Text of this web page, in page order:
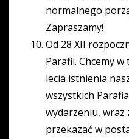
normalnego
Zapraszamy!
Od 28 XII
Parafii. Chcemy
lecia istnienia
wszystkich
wydarzeniu, wraz
przekazać w